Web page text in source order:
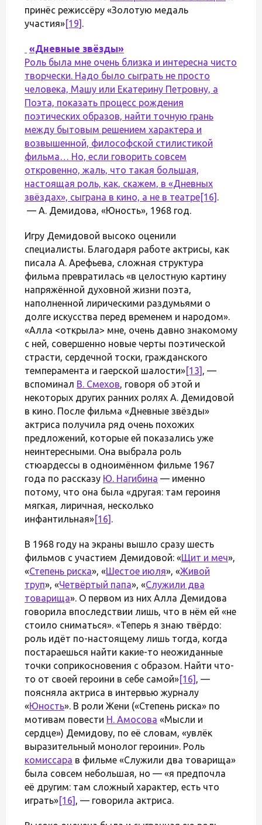
принёс режиссёру «Золотую медаль
участия»[19] .
«Дневные звёзды»
Роль была мне очень близка и интересна чисто
творчески. Надо было сыграть не просто
человека, Машу или Екатерину Петровну, а
Поэта, показать процесс рождения
поэтических образов, найти точную грань
между бытовым решением характера и
возвышенной, философской стилистикой
фильма… Но, если говорить совсем
откровенно, жаль, что такая большая,
настоящая роль, как, скажем, в «Дневных
звёздах», сыграна в кино, а не в театре[16] .
— А. Демидова, «Юность», 1968 год.
Игру Демидовой высоко оценили
специалисты. Благодаря работе актрисы, как
писала А. Арефьева, сложная структура
фильма превратилась «в целостную картину
напряжённой духовной жизни поэта,
наполненной лирическими раздумьями о
долге искусства перед временем и народом».
«Алла <открыла> мне, очень давно знакомому
с ней, совершенно новые черты поэтической
страсти, сердечной тоски, гражданского
темперамента и гаерской шалости»[13] , —
вспоминал В. Смехов, говоря об этой и
некоторых других ранних ролях А. Демидовой
в кино. После фильма «Дневные звёзды»
актриса получила ряд очень похожих
предложений, которые ей показались уже
неинтересными. Она выбрала роль
стюардессы в одноимённом фильме 1967
года по рассказу Ю. Нагибина — именно
потому, что она была «другая: там героиня
мягкая, лиричная, несколько
инфантильная»[16] .
В 1968 году на экраны вышло сразу шесть
фильмов с участием Демидовой: «Щит и меч»,
«Степень риска», «Шестое июля», «Живой
труп», «Четвёртый папа», «Служили два
товарища». О первом из них Алла Демидова
говорила впоследствии лишь, что в нём ей «не
стоило сниматься». «Теперь я знаю твёрдо:
роль идёт по-настоящему лишь тогда, когда
постараешься найти какие-то неожиданные
точки соприкосновения с образом. Найти что-
то от своей героини в себе самой»[16] , —
поясняла актриса в интервью журналу
«Юность». В роли Жени («Степень риска» по
мотивам повести Н. Амосова «Мысли и
сердце») Демидову, по её словам, «увлёк
выразительный монолог героини». Роль
комиссара в фильме «Служили два товарища»
была совсем небольшая, но — «я предпочла
её другим: там сложный характер, есть что
играть»[16] , — говорила актриса.